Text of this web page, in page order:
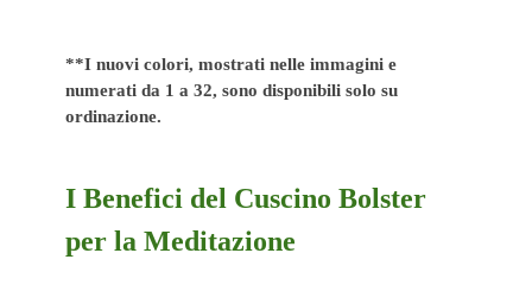
yoga, nella maggior parte dei casi, è un accessorio
essenziale per le lezioni ristorative, ovvero dove
Il cuscino è dotato di una maniglia in tessuto per
DOPPIA FEDERA, che puoi selezionare dal menù
**I nuovi colori, mostrati nelle immagini e
numerati da 1 a 32, sono disponibili solo su
ordinazione.
I Benefici del Cuscino Bolster
per la Meditazione